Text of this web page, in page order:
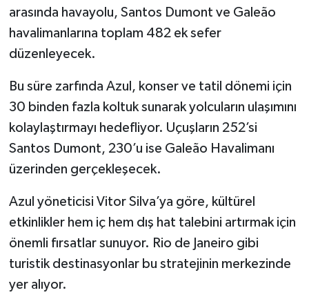
arasında havayolu, Santos Dumont ve Galeão
havalimanlarına toplam 482 ek sefer
düzenleyecek.
Bu süre zarfında Azul, konser ve tatil dönemi için
30 binden fazla koltuk sunarak yolcuların ulaşımını
kolaylaştırmayı hedefliyor. Uçuşların 252’si
Santos Dumont, 230’u ise Galeão Havalimanı
üzerinden gerçekleşecek.
Azul yöneticisi Vitor Silva’ya göre, kültürel
etkinlikler hem iç hem dış hat talebini artırmak için
önemli fırsatlar sunuyor. Rio de Janeiro gibi
turistik destinasyonlar bu stratejinin merkezinde
yer alıyor.